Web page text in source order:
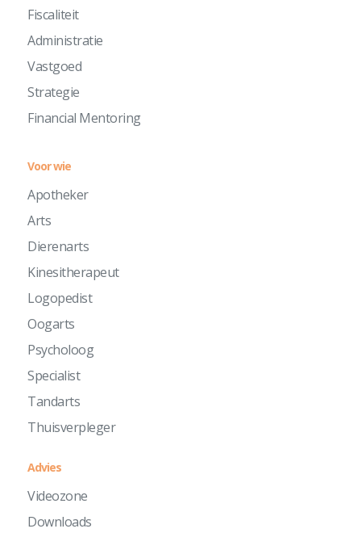
Fiscaliteit
Administratie
Vastgoed
Strategie
Financial Mentoring
Voor wie
Apotheker
Arts
Dierenarts
Kinesitherapeut
Logopedist
Oogarts
Psycholoog
Specialist
Tandarts
Thuisverpleger
Advies
Videozone
Downloads